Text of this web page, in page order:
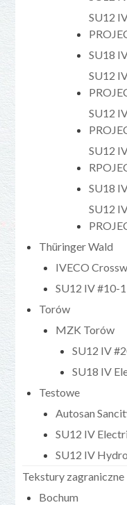
SU12
SU18
SU12
SU12
SU12
SU18
SU12
Thüringer Wald
IVECO
SU12 IV #10-
Torów
MZK Torów
SU12 IV
SU18 IV
Testowe
Autosan
SU12 IV
SU12 IV
Tekstury zagraniczne
Bochum